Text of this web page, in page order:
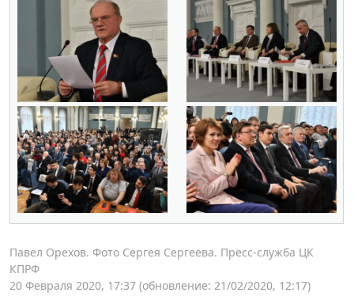
Павел Орехов. Фото Сергея Сергеева. Пресс-служба ЦК
КПРФ
20 Февраля 2020, 17:37 (обновление: 21/02/2020, 12:17)